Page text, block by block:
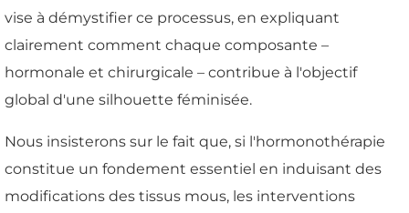
vise à démystifier ce processus, en expliquant
clairement comment chaque composante –
hormonale et chirurgicale – contribue à l'objectif
global d'une silhouette féminisée.
Nous insisterons sur le fait que, si l'hormonothérapie
constitue un fondement essentiel en induisant des
modifications des tissus mous, les interventions